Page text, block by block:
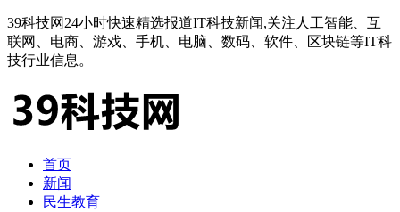
39科技网24小时快速精选报道IT科技新闻,关注人工智能、互
联网、电商、游戏、手机、电脑、数码、软件、区块链等IT科
技行业信息。
首页
新闻
民生教育